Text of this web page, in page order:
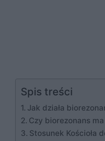
Spis treści
Jak działa
Czy biorezonans
Stosunek Kościoła